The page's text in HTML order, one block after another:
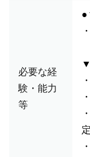
必要な経
験・能力
等